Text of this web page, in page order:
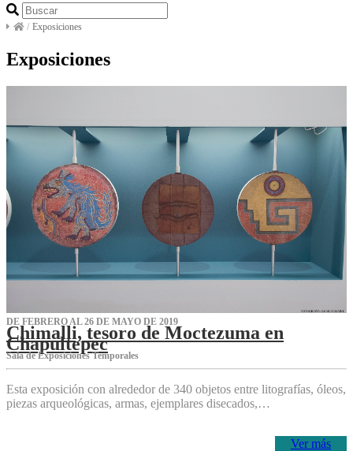
/ Exposiciones
Exposiciones
DE FEBRERO AL 26 DE MAYO DE 2019
Chimalli, tesoro de Moctezuma en
Chapultepec
Sala de Exposiciones Temporales
Esta exposición con alrededor de 340 objetos entre litografías, óleos,
piezas arqueológicas, armas, ejemplares disecados,…
Ver más